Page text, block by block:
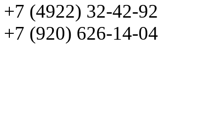
+7 (4922) 32-42-92
+7 (920) 626-14-04